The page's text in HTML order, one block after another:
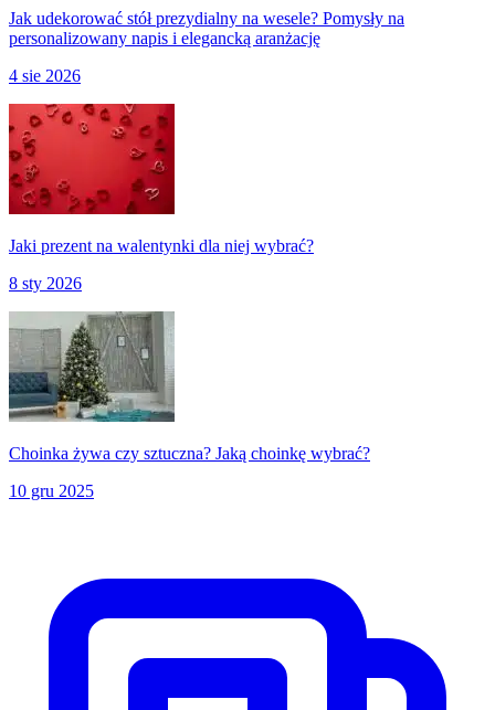
Jak udekorować stół prezydialny na wesele? Pomysły na
personalizowany napis i elegancką aranżację
4 sie 2026
Jaki prezent na walentynki dla niej wybrać?
8 sty 2026
Choinka żywa czy sztuczna? Jaką choinkę wybrać?
10 gru 2025